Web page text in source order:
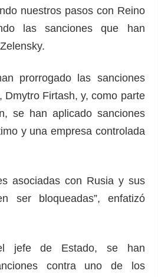
nuestros pasos con Reino
las sanciones que han
prorrogado las sanciones
Dmytro Firtash, y, como parte
se han aplicado sanciones
y una empresa controlada
asociadas con Rusia y sus
ser bloqueadas”, enfatizó
jefe de Estado, se han
contra uno de los